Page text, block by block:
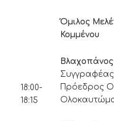
18:00-
18:15
Όμιλος
Κομμένου
Πρόεδρος